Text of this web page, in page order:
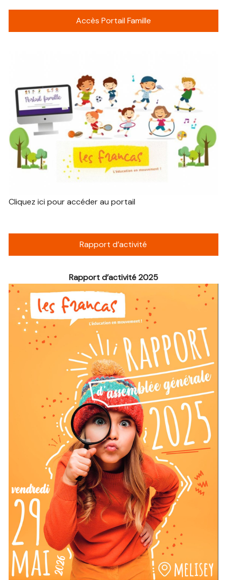
Accès Portail Famille
Cliquez ici pour accéder au portail
Rapport d’activité
Rapport d’activité 2025